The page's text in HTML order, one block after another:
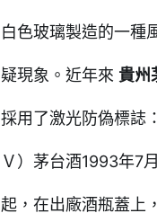
白色玻璃製造的一種
疑現象。近年來 貴州
採用了激光防偽標誌
Ｖ）茅台酒1993年7
起，在出廠酒瓶蓋上